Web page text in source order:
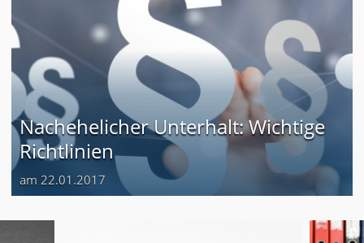
Nachehelicher Unterhalt: Wichtige
Richtlinien
am 22.01.2017